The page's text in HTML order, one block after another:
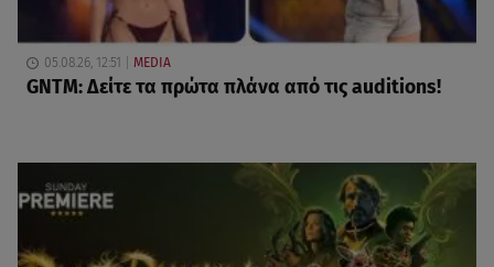
05.08.26, 12:51 MEDIA
GNTM: Δείτε τα πρώτα πλάνα από τις auditions!